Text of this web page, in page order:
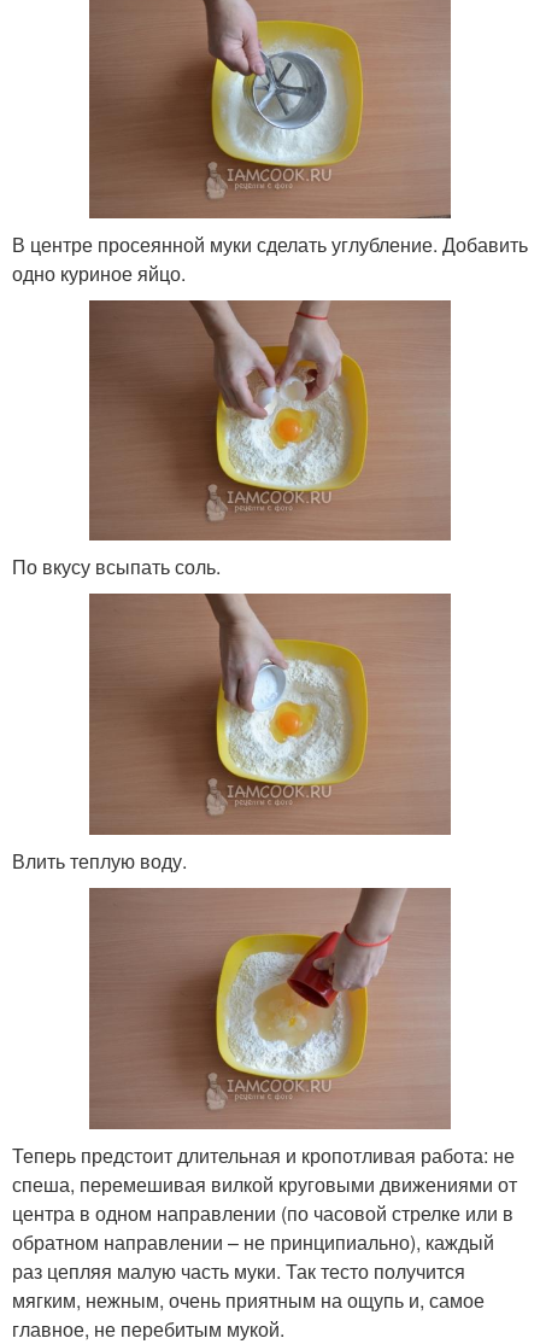
В центре просеянной муки сделать углубление. Добавить
одно куриное яйцо.
По вкусу всыпать соль.
Влить теплую воду.
Теперь предстоит длительная и кропотливая работа: не
спеша, перемешивая вилкой круговыми движениями от
центра в одном направлении (по часовой стрелке или в
обратном направлении – не принципиально), каждый
раз цепляя малую часть муки. Так тесто получится
мягким, нежным, очень приятным на ощупь и, самое
главное, не перебитым мукой.